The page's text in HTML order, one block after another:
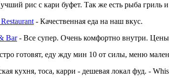
рис с кари буфет. Так же есть рыба гриль и
- Качественная еда на наш вкус.
Bar- Все супер. Очень комфортно внутри.
готовят, еду жду мин 10 от силы, меню
кухня, тоса, карри - дешевая локал фуд. -